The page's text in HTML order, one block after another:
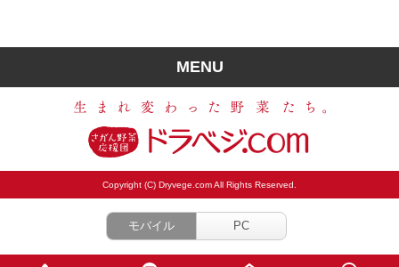
MENU
Copyright (C) Dryvege.com All Rights Reserved.
モバイル PC